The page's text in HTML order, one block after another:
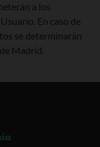
a los
En caso de
se determinarán
Madrid.